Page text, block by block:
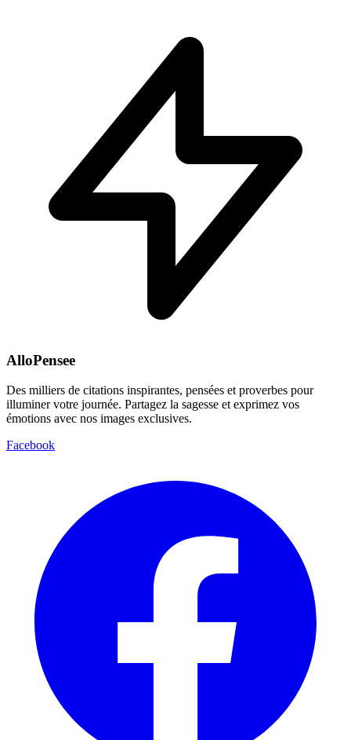
AlloPensee
Des milliers de citations inspirantes, pensées et proverbes pour
illuminer votre journée. Partagez la sagesse et exprimez vos
émotions avec nos images exclusives.
Facebook